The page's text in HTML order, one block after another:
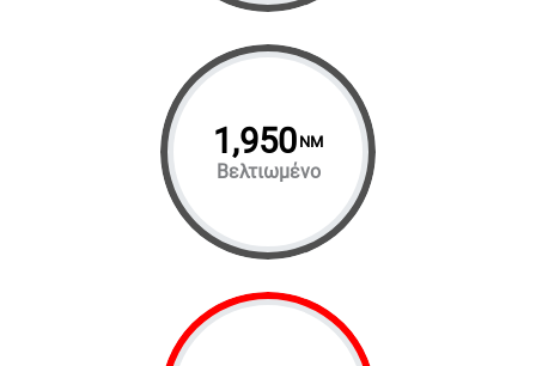
1,950 NM
Βελτιωμένο